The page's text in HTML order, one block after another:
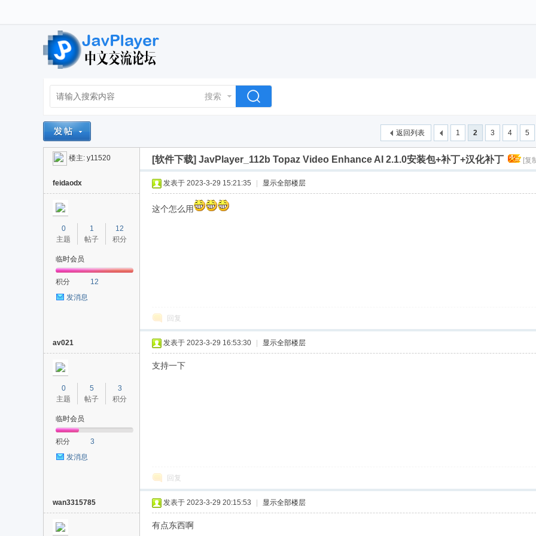
搜索
1 2 3 4 5
返回列表
楼主: y11520 [软件下载] JavPlayer_112b Topaz Video Enhance AI 2.1.0安装包+补丁+汉化补丁 [复
feidaodx
0
主题
1
帖子
12
积分
临时会员
积分
12
发消息
发表于 2023-3-29 15:21:35 显示全部楼层
这个怎么用
回复
av021
0
主题
5
帖子
3
积分
临时会员
积分
3
发消息
发表于 2023-3-29 16:53:30 显示全部楼层
支持一下
回复
wan3315785 发表于 2023-3-29 20:15:53 显示全部楼层
有点东西啊